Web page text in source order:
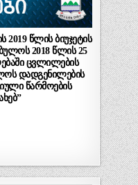
2019 წლის ბიუჯეტის
2018 წლის 25
ცვლილების
დადგენილების
წარმოების